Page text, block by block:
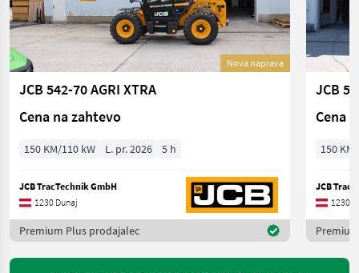
Nova naprava
JCB 542-70 AGRI XTRA
Cena na zahtevo
150 KM/110 kW L. pr. 2026 5 h
JCB TracTechnik GmbH
1230 Dunaj
Premium Plus prodajalec
JCB
Cena
150
JCB
1230